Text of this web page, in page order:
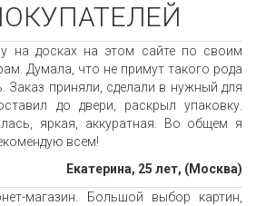
на досках на этом сайте по своим
Думала, что не примут такого рода
Заказ приняли, сделали в нужный для
до двери, раскрыл упаковку.
яркая, аккуратная. Во общем я
всем!
Екатерина, 25 лет, (Москва)
магазин. Большой выбор картин,